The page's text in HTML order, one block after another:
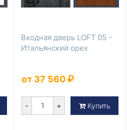
Входная дверь LOFT 05 -
Итальянский орех
от 37 560
- + Купить